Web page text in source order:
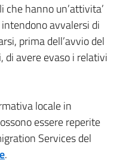
hanno un’attivita’
avvalersi di
prima dell’avvio del
di avere evaso i relativi
locale in
essere reperite
Services del
.